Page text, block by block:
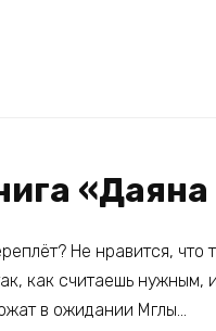
Не нравится, что
как считаешь нужным,
в ожидании Мглы…